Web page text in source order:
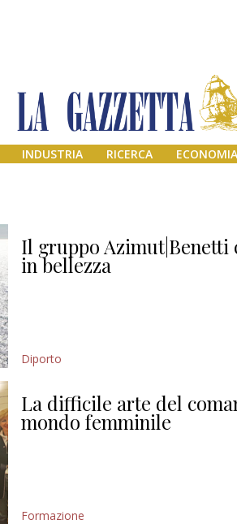
INDUSTRIA RICERCA ECONOMIA
Il gruppo Azimut|Benetti
in bellezza
Diporto
La difficile arte del
mondo femminile
Formazione